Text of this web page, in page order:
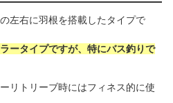
左右に羽根を搭載したタイプで
ータイプですが、特にバス釣りで
リトリーブ時にはフィネス的に使